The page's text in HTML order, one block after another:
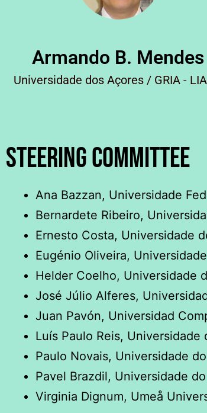
Armando B. Mendes
Universidade dos Açores / GRIA -
Steering committee
Ana Bazzan, Universidade
Bernardete Ribeiro,
Ernesto Costa, Universidade
Eugénio Oliveira,
Helder Coelho, Universidade
José Júlio Alferes,
Juan Pavón, Universidad
Luís Paulo Reis,
Paulo Novais, Universidade
Pavel Brazdil, Universidade
Virginia Dignum, Umeå